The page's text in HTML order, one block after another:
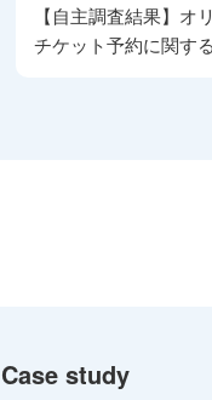
【自主調査結果】オ
チケット予約に関す
Case study